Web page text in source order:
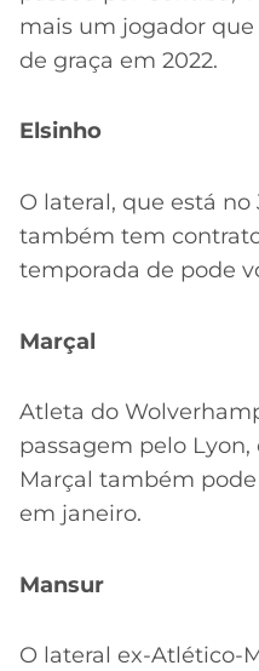
mais um jogador
de graça em 2022.
Elsinho
O lateral, que está
também tem
temporada de pode
Marçal
Atleta do
passagem pelo
Marçal também
em janeiro.
Mansur
O lateral ex-Atlético-